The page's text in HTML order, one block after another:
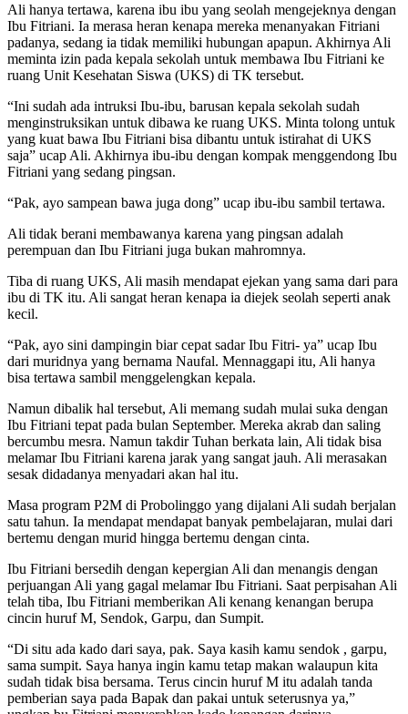
Ali hanya tertawa, karena ibu ibu yang seolah mengejeknya dengan
Ibu Fitriani. Ia merasa heran kenapa mereka menanyakan Fitriani
padanya, sedang ia tidak memiliki hubungan apapun. Akhirnya Ali
meminta izin pada kepala sekolah untuk membawa Ibu Fitriani ke
ruang Unit Kesehatan Siswa (UKS) di TK tersebut.
“Ini sudah ada intruksi Ibu-ibu, barusan kepala sekolah sudah
menginstruksikan untuk dibawa ke ruang UKS. Minta tolong untuk
yang kuat bawa Ibu Fitriani bisa dibantu untuk istirahat di UKS
saja” ucap Ali. Akhirnya ibu-ibu dengan kompak menggendong Ibu
Fitriani yang sedang pingsan.
“Pak, ayo sampean bawa juga dong” ucap ibu-ibu sambil tertawa.
Ali tidak berani membawanya karena yang pingsan adalah
perempuan dan Ibu Fitriani juga bukan mahromnya.
Tiba di ruang UKS, Ali masih mendapat ejekan yang sama dari para
ibu di TK itu. Ali sangat heran kenapa ia diejek seolah seperti anak
kecil.
“Pak, ayo sini dampingin biar cepat sadar Ibu Fitri- ya” ucap Ibu
dari muridnya yang bernama Naufal. Mennaggapi itu, Ali hanya
bisa tertawa sambil menggelengkan kepala.
Namun dibalik hal tersebut, Ali memang sudah mulai suka dengan
Ibu Fitriani tepat pada bulan September. Mereka akrab dan saling
bercumbu mesra. Namun takdir Tuhan berkata lain, Ali tidak bisa
melamar Ibu Fitriani karena jarak yang sangat jauh. Ali merasakan
sesak didadanya menyadari akan hal itu.
Masa program P2M di Probolinggo yang dijalani Ali sudah berjalan
satu tahun. Ia mendapat mendapat banyak pembelajaran, mulai dari
bertemu dengan murid hingga bertemu dengan cinta.
Ibu Fitriani bersedih dengan kepergian Ali dan menangis dengan
perjuangan Ali yang gagal melamar Ibu Fitriani. Saat perpisahan Ali
telah tiba, Ibu Fitriani memberikan Ali kenang kenangan berupa
cincin huruf M, Sendok, Garpu, dan Sumpit.
“Di situ ada kado dari saya, pak. Saya kasih kamu sendok , garpu,
sama sumpit. Saya hanya ingin kamu tetap makan walaupun kita
sudah tidak bisa bersama. Terus cincin huruf M itu adalah tanda
pemberian saya pada Bapak dan pakai untuk seterusnya ya,”